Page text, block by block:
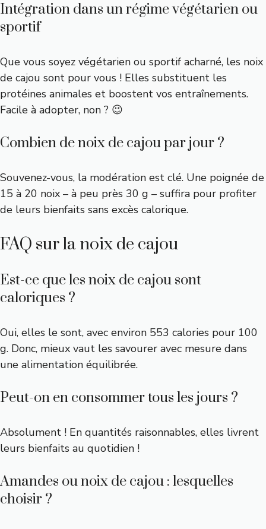
Intégration dans un régime végétarien ou
sportif
Que vous soyez végétarien ou sportif acharné, les noix
de cajou sont pour vous ! Elles substituent les
protéines animales et boostent vos entraînements.
Facile à adopter, non ? 😉
Combien de noix de cajou par jour ?
Souvenez-vous, la modération est clé. Une poignée de
15 à 20 noix – à peu près 30 g – suffira pour profiter
de leurs bienfaits sans excès calorique.
FAQ sur la noix de cajou
Est-ce que les noix de cajou sont
caloriques ?
Oui, elles le sont, avec environ 553 calories pour 100
g. Donc, mieux vaut les savourer avec mesure dans
une alimentation équilibrée.
Peut-on en consommer tous les jours ?
Absolument ! En quantités raisonnables, elles livrent
leurs bienfaits au quotidien !
Amandes ou noix de cajou : lesquelles
choisir ?